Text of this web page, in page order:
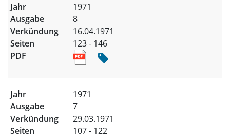
1971
8
16.04.1971
123 - 146
1971
7
29.03.1971
107 - 122